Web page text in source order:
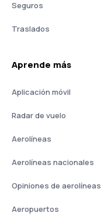
Seguros
Traslados
Aprende más
Aplicación móvil
Radar de vuelo
Aerolíneas
Aerolíneas nacionales
Opiniones de aerolíneas
Aeropuertos